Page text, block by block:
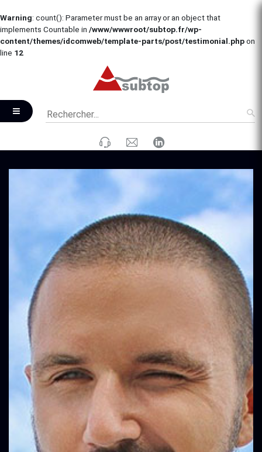
Warning: count(): Parameter must be an array or an object that
implements Countable in /www/wwwroot/subtop.fr/wp-
content/themes/idcomweb/template-parts/post/testimonial.phpon
line 12